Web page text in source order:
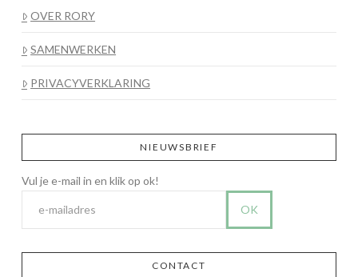
OVER RORY
SAMENWERKEN
PRIVACYVERKLARING
NIEUWSBRIEF
CONTACT